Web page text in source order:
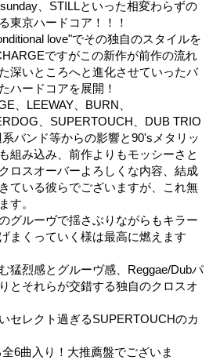
、STILLといった相変わらずの
東京ハードコア！！！
love"でその独自のスタイルを
ですがこの新作が前作の流れ
深いところへと進化させていったバ
ハードコアを展開！
、LEEWAY、BURN、
、SUPERTOUCH、DUB TRIO
バンド等からの影響と90'sメタリッ
組み込み、前作よりもモッシーさと
ロスオーバーよろしくな内容、結成
ている彼らでございますが、これ無
す。
グルーヴで揺さぶりながらもキラー
まくっていく様は最高に燃えます
猛烈感とグルーヴ感、Reggae/Dubパ
とそれらが交錯する独自のクロスオ
セレクト過ぎるSUPERTOUCHのカ
6曲入り！大推薦盤でございま